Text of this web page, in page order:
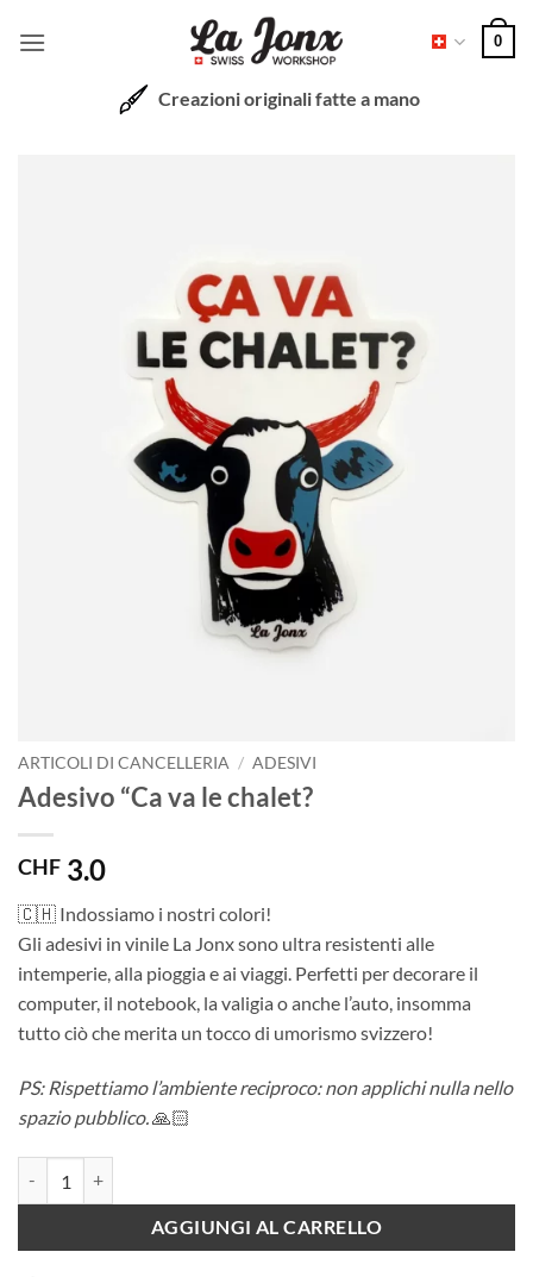
0
Creazioni originali fatte a mano
ARTICOLI DI CANCELLERIA / ADESIVI
Adesivo “Ca va le chalet?
CHF 3.0
🇨🇭 Indossiamo i nostri colori!
Gli adesivi in vinile La Jonx sono ultra resistenti alle
intemperie, alla pioggia e ai viaggi. Perfetti per decorare il
computer, il notebook, la valigia o anche l’auto, insomma
tutto ciò che merita un tocco di umorismo svizzero!
PS: Rispettiamo l’ambiente reciproco: non applichi nulla nello
spazio pubblico.🙏🏻
AGGIUNGI AL CARRELLO